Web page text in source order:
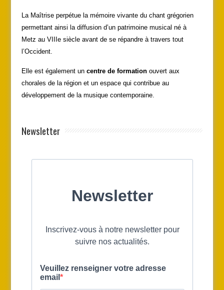
La Maîtrise perpétue la mémoire vivante du chant grégorien
permettant ainsi la diffusion d’un patrimoine musical né à
Metz au VIIIe siècle avant de se répandre à travers tout
l’Occident.
Elle est également uncentre de formationouvert aux
chorales de la région et un espace qui contribue au
développement de la musique contemporaine.
Newsletter